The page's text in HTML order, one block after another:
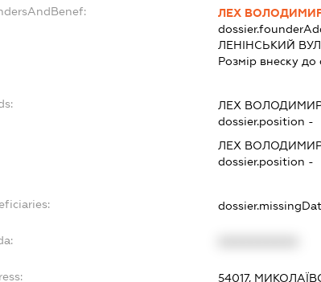
ЛЕХ
ЛЕНІНСЬКИЙ
Розмір внеску до
ЛЕХ
dossier.position -
ЛЕХ
dossier.position -
54017,